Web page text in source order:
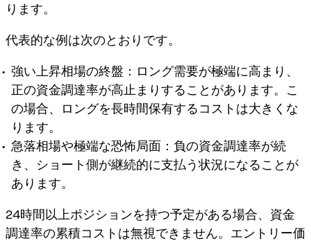
ります。
代表的な例は次のとおりです。
強い上昇相場の終盤：ロング需要が極端に高まり、
正の資金調達率が高止まりすることがあります。こ
の場合、ロングを長時間保有するコストは大きくな
ります。
急落相場や極端な恐怖局面：負の資金調達率が続
き、ショート側が継続的に支払う状況になることが
あります。
24時間以上ポジションを持つ予定がある場合、資金
調達率の累積コストは無視できません。エントリー価